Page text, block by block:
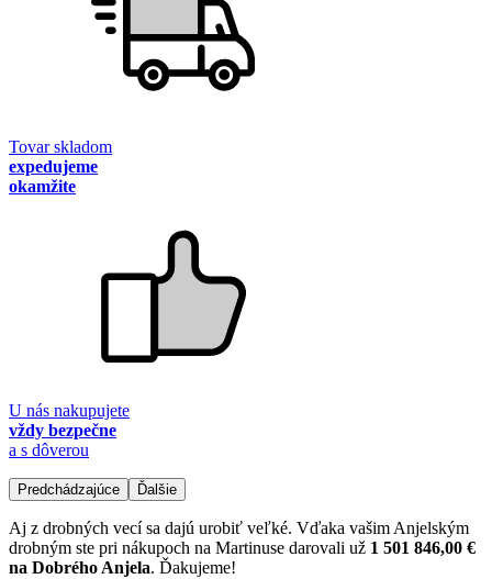
Tovar skladom
expedujeme
okamžite
U nás nakupujete
vždy bezpečne
a s dôverou
Predchádzajúce Ďalšie
Aj z drobných vecí sa dajú urobiť veľké. Vďaka vašim Anjelským
drobným ste pri nákupoch na Martinuse darovali už 1 501 846,00 €
na Dobrého Anjela. Ďakujeme!